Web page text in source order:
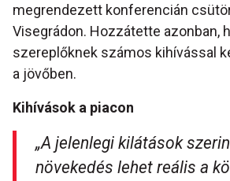
megrendezett konferencián
Visegrádon. Hozzátette azonban,
szereplőknek számos kihívással
a jövőben.
Kihívások a piacon
„A jelenlegi kilátások
növekedés lehet reális a